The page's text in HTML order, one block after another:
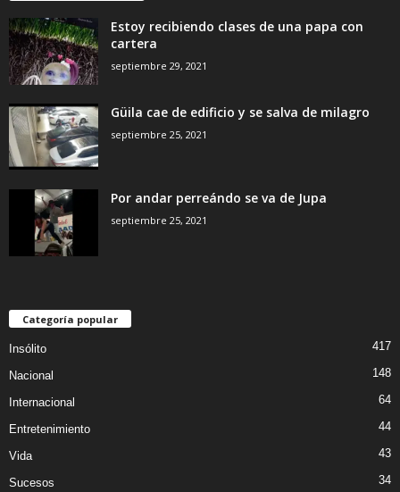
Estoy recibiendo clases de una papa con
cartera
septiembre 29, 2021
Güila cae de edificio y se salva de milagro
septiembre 25, 2021
Por andar perreándo se va de Jupa
septiembre 25, 2021
Categoría popular
Insólito 417
Nacional 148
Internacional 64
Entretenimiento 44
Vida 43
Sucesos 34